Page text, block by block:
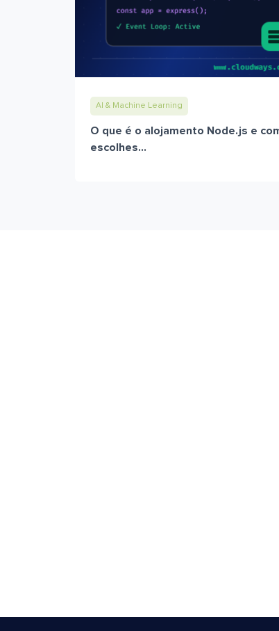
AI & Machine Learning
O que é o alojamento Node.js e
escolhes...